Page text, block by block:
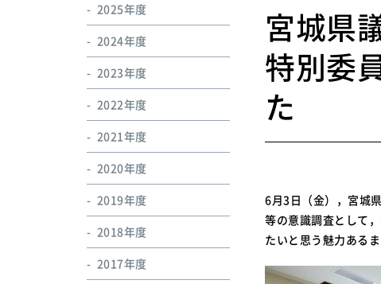
宮城県
特別委
た
6月3日（金），宮城
等の意識調査として
たいと思う魅力ある
2025年度
2024年度
2023年度
2022年度
2021年度
2020年度
2019年度
2018年度
2017年度